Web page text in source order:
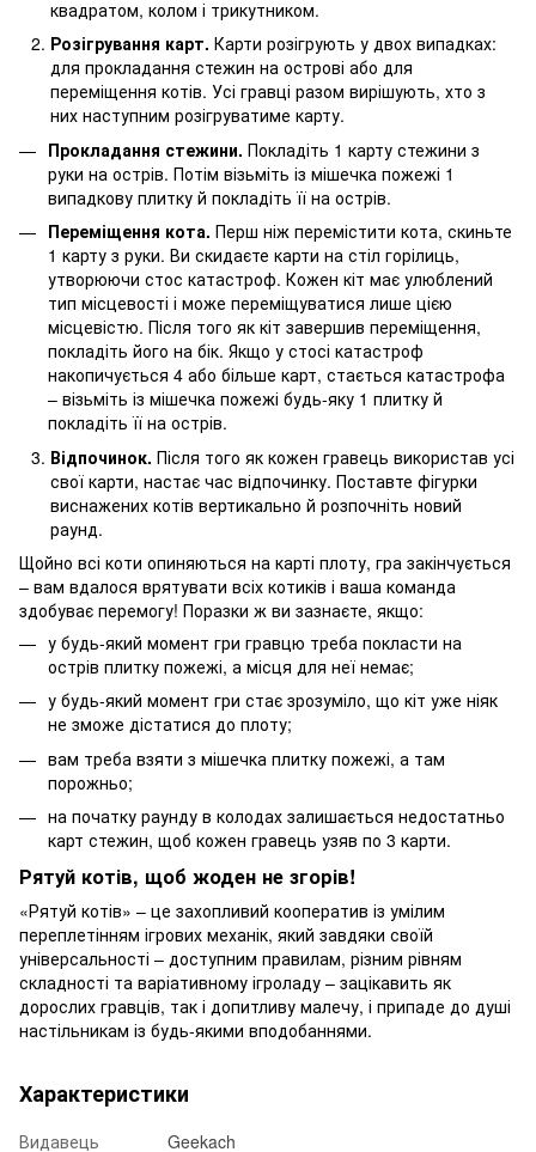
квадратом, колом і трикутником.
Розігрування карт. Карти розігрують у двох випадках:
для прокладання стежин на острові або для
переміщення котів. Усі гравці разом вирішують, хто з
них наступним розігруватиме карту.
Прокладання стежини. Покладіть 1 карту стежини з
руки на острів. Потім візьміть із мішечка пожежі 1
випадкову плитку й покладіть її на острів.
Переміщення кота. Перш ніж перемістити кота, скиньте
1 карту з руки. Ви скидаєте карти на стіл горілиць,
утворюючи стос катастроф. Кожен кіт має улюблений
тип місцевості і може переміщуватися лише цією
місцевістю. Після того як кіт завершив переміщення,
покладіть його на бік. Якщо у стосі катастроф
накопичується 4 або більше карт, стається катастрофа
– візьміть із мішечка пожежі будь-яку 1 плитку й
покладіть її на острів.
Відпочинок. Після того як кожен гравець використав усі
свої карти, настає час відпочинку. Поставте фігурки
виснажених котів вертикально й розпочніть новий
раунд.
Щойно всі коти опиняються на карті плоту, гра закінчується
– вам вдалося врятувати всіх котиків і ваша команда
здобуває перемогу! Поразки ж ви зазнаєте, якщо:
у будь-який момент гри гравцю треба покласти на
острів плитку пожежі, а місця для неї немає;
у будь-який момент гри стає зрозуміло, що кіт уже ніяк
не зможе дістатися до плоту;
вам треба взяти з мішечка плитку пожежі, а там
порожньо;
на початку раунду в колодах залишається недостатньо
карт стежин, щоб кожен гравець узяв по 3 карти.
Рятуй котів, щоб жоден не згорів!
«Рятуй котів» – це захопливий кооператив із умілим
переплетінням ігрових механік, який завдяки своїй
універсальності – доступним правилам, різним рівням
складності та варіативному ігроладу – зацікавить як
дорослих гравців, так і допитливу малечу, і припаде до душі
настільникам із будь-якими вподобаннями.
Характеристики
Видавець
Geekach